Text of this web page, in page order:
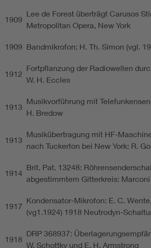
1909
Lee de Forest überträgt Carusos
Metropolitan Opera, New York
1909 Bandmikrofon: H. Th. Simon (vgl.
1912
Fortpflanzung der Radiowellen
W. H. Eccles
1913
Musikvorführung mit
H. Bredow
1913
Musikübertragung mit HF-
nach Tuckerton bei New York: R.
1914
Brit. Pat. 13248:
abgestimmtem Gitterkreis: Marconi
1917
Kondensator-Mikrofon: E. C.
(vg1.1924) 1918 Neutrodyn-
1918
DRP 368937:
W. Schottky und E. H. Armstrong